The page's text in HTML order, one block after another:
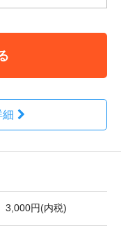
細
3,000円(内税)